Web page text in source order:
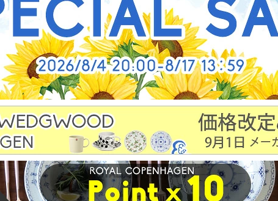
ングボード(まな板)
調理補助用品
保存容器
魔法瓶
ーヒー用品
トレイ
ィータオル
エプロン
/ポットコースター
パーナプキン
ダー(鍋つかみ)/鍋敷き
ンチョンマット
クロック
キャンドルホルダー
オーナメント
フォトフレーム
ゴミ箱
その他
ポーチ/小
ファッショ
ベビー
その他